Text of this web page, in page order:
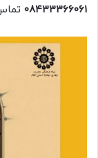
۰۸۴۳۳۳۶۶۰۶۱